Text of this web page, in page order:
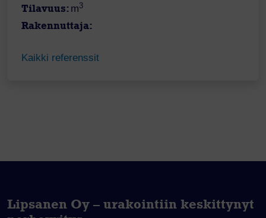
Tilavuus: m3
Rakennuttaja:
Kaikki referenssit
Lipsanen Oy – urakointiin keskittynyt